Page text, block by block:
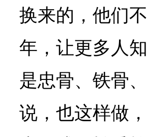
换来的，他们
年，让更多人
是忠骨、铁骨
说，也这样做